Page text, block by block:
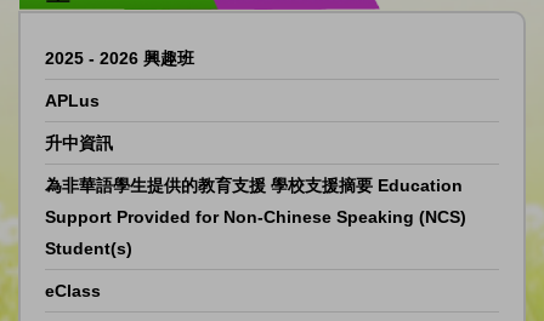
2025 - 2026 興趣班
APLus
升中資訊
為非華語學生提供的教育支援 學校支援摘要 Education
Support Provided for Non-Chinese Speaking (NCS)
Student(s)
eClass